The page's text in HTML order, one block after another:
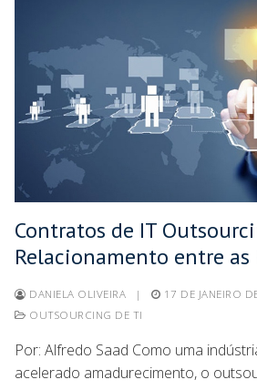
Contratos de IT
Relacionamento entre as
DANIELA OLIVEIRA | 17 DE JANEIRO
OUTSOURCING DE TI
Por: Alfredo Saad Como uma
acelerado amadurecimento, o